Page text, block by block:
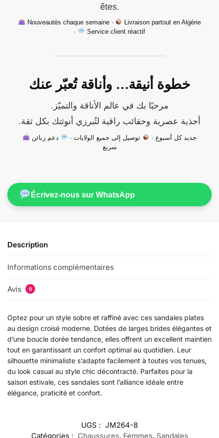
êtes.
Nouveautés chaque semaine ·
Livraison partout en Algérie
·
Service client réactif
خطوة أنيقة… وأناقة تُعبّر عنك
مرحبًا بك في عالم الأناقة والتميّز.
أحذية عصرية وحقائب راقية لتُبرزي أنوثتك بكل ثقة.
جديد كل أسبوع · توصيل إلى جميع الولايات ·
دعم زبائن
سريع
Écrivez-nous sur WhatsApp
Description
Informations complémentaires
Avis 0
Optez pour un style sobre et raffiné avec ces sandales plates
au design croisé moderne. Dotées de larges brides élégantes et
d’une boucle dorée tendance, elles offrent un excellent maintien
tout en garantissant un confort optimal au quotidien. Leur
silhouette minimaliste s’adapte facilement à toutes vos tenues,
du look casual au style chic décontracté. Parfaites pour la
saison estivale, ces sandales sont l’alliance idéale entre
élégance, praticité et confort.
UGS : JM264-8
Catégories : Chaussures, Femmes, Sandales